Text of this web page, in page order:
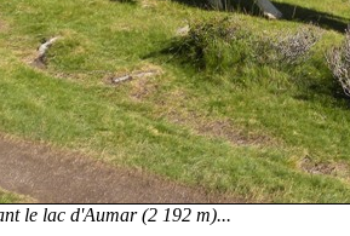
le lac d'Aumar (2 192 m)...